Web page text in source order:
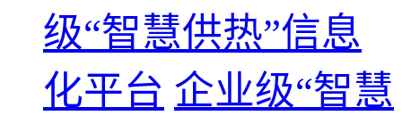
级“智慧供热”信息
化平台 企业级“智慧